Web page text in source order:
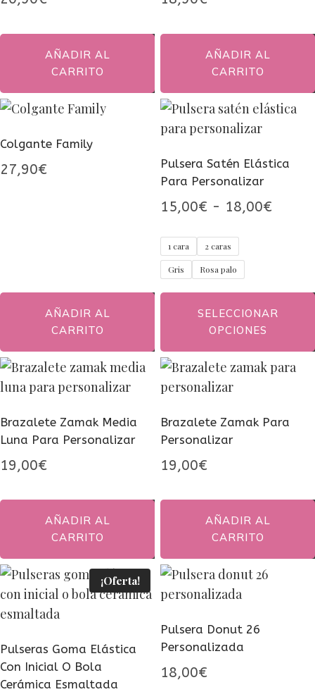
AÑADIR AL
CARRITO
AÑADIR AL
CARRITO
Colgante Family
27,90€
AÑADIR AL
CARRITO
Pulsera Satén Elástica
Para Personalizar
15,00€ - 18,00€
hasta
1 cara 2 caras
Gris Rosa palo
SELECCIONAR
OPCIONES
Este
producto
múltiples
variantes.
Las
se
en
la
página
producto
Brazalete Zamak Media
Luna Para Personalizar
19,00€
AÑADIR AL
CARRITO
Brazalete Zamak Para
Personalizar
19,00€
AÑADIR AL
CARRITO
¡Oferta!
Pulseras Goma Elástica
Con Inicial O Bola
Cerámica Esmaltada
Pulsera Donut 26
Personalizada
18,00€